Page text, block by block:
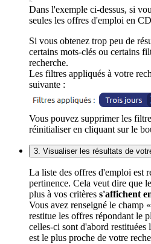
Dans l'exemple ci-dessus, si
seules les offres d'emploi en
Si vous obtenez trop peu de
certains mots-clés ou certains
recherche.
Les filtres appliqués à votre
suivante :
Vous pouvez supprimer les
réinitialiser en cliquant sur le
3. Visualiser les résultats de
La liste des offres d'emploi est
pertinence. Cela veut dire que
plus à vos critères s'affichent
Vous avez renseigné le champ
restitue les offres répondant le
celles-ci sont d'abord
est le plus proche de votre